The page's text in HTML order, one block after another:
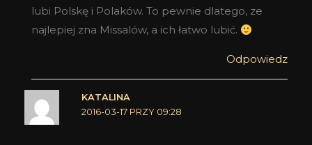
lubi Polskę i Polaków. To pewnie dlatego, ze
najlepiej zna Missalów, a ich łatwo lubić.
Odpowiedz
KATALINA
2016-03-17 PRZY 09:28